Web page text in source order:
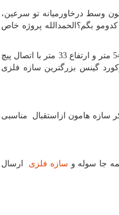
سوله تیرورقی بدون ستون وسط درخاورمیانه تو سرعین،
کدومو بگم؟الحمدالله پروژه خاص
(سازه فلزی موج‌های آبی سرعین: بزرگ‌ترین سازه فلزی تیرورقی خاورمیانه با دهانه آزاد (بدون ستون وسط) 54 متر و ارتفاع 33 متر با اتصال پیچ
گینس بزرگترین سازه فلزی
هامون ازاستقبال مناسبی
جا سوله و سازه فلزی ارسال